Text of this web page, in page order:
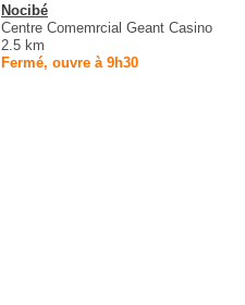
Nocibé
Centre Comemrcial Geant Casino
2.5 km
Fermé, ouvre à 9h30